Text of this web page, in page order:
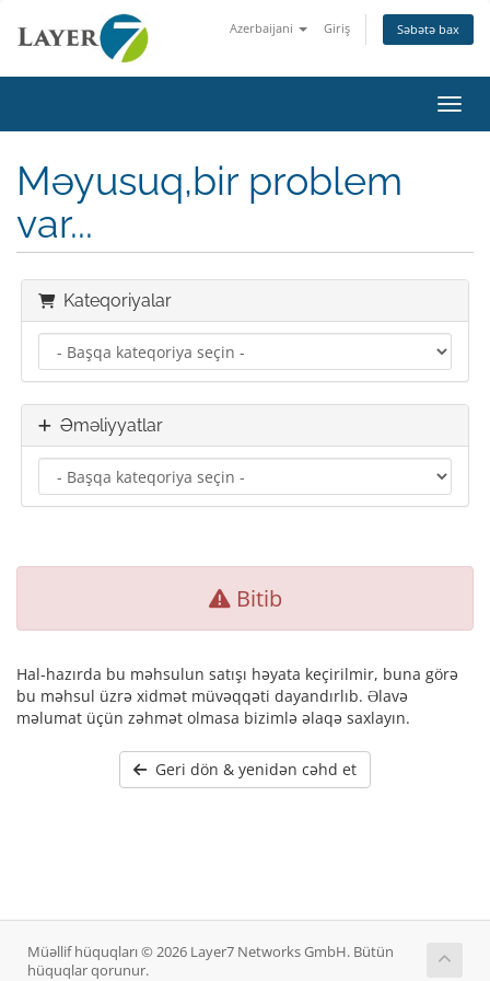
Azerbaijani Giriş Səbətə bax
Məyusuq,bir problem
var...
Kateqoriyalar
Əməliyyatlar
Bitib
Hal-hazırda bu məhsulun satışı həyata keçirilmir, buna görə
bu məhsul üzrə xidmət müvəqqəti dayandırlıb. Əlavə
məlumat üçün zəhmət olmasa bizimlə əlaqə saxlayın.
Geri dön & yenidən cəhd et
Müəllif hüquqları © 2026 Layer7 Networks GmbH. Bütün
hüquqlar qorunur.